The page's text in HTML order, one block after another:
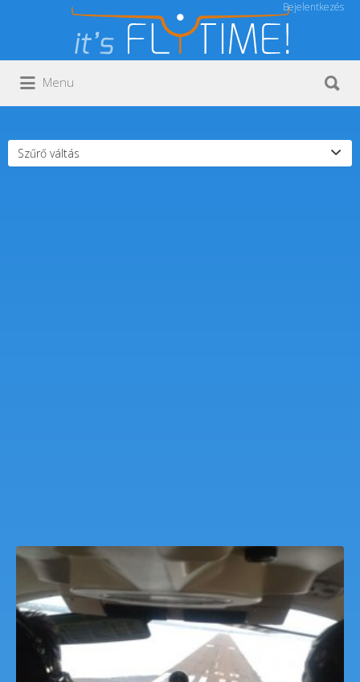
Bejelentkezés
Keresés:
Menu
Szűrő váltás